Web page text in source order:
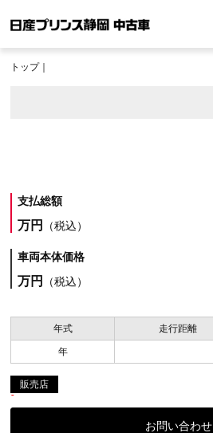
トップ｜
支払総額
万円 （税込）
車両本体価格
万円 （税込）
年式 走行距離
年
販売店
お問い合わせ